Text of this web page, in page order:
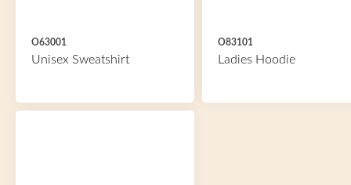
O63001
Unisex Sweatshirt
O83101
Ladies Hoodie